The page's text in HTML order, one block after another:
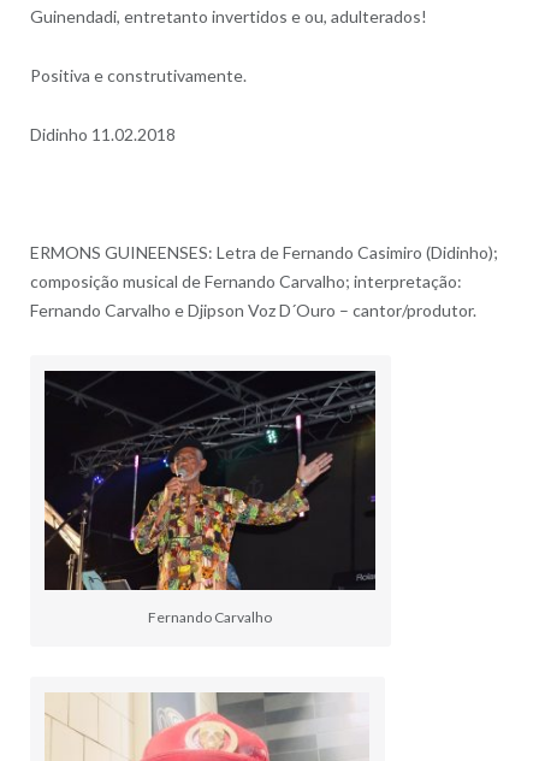
Guinendadi, entretanto invertidos e ou, adulterados!
Positiva e construtivamente.
Didinho 11.02.2018
ERMONS GUINEENSES: Letra de Fernando Casimiro (Didinho);
composição musical de Fernando Carvalho; interpretação:
Fernando Carvalho e Djipson Voz D´Ouro – cantor/produtor.
Fernando Carvalho